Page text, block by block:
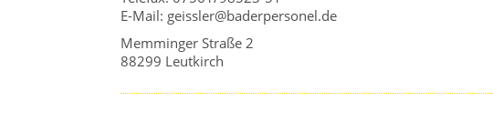
E-Mail: geissler@baderpersonel.de
Memminger Straße 2
88299 Leutkirch